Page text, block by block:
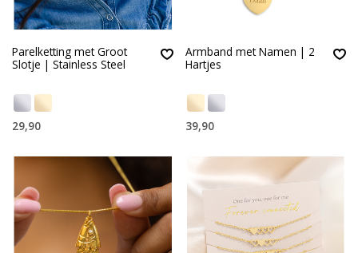
Parelketting met Groot
Slotje | Stainless Steel
29,90
Armband met Namen | 2
Hartjes
39,90